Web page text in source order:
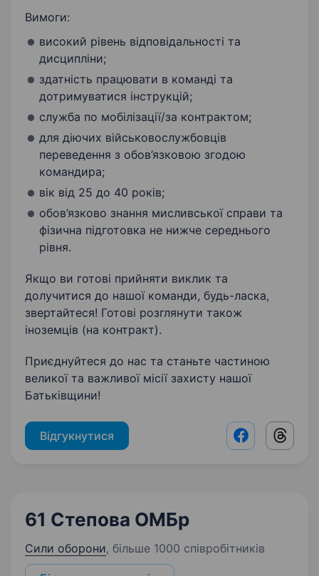
Вимоги:
високий рівень відповідальності та
дисципліни;
здатність працювати в команді та
дотримуватися інструкцій;
служба по мобілізації/за контрактом;
для діючих військовослужбовців
переведення з обов’язковою згодою
командира;
вік від 25 до 40 років;
обов’язково знання мисливської справи та
фізична підготовка не нижче середнього
рівня.
Якщо ви готові прийняти виклик та
долучитися до нашої команди, будь-ласка,
звертайтеся! Готові розглянути також
іноземців (на контракт).
Приєднуйтеся до нас та станьте частиною
великої та важливої місії захисту нашої
Батьківщини!
Відгукнутися Facebook
61 Степова ОМБр
Сили оборони, більше 1000 співробітників